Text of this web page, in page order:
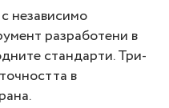
независимо
разработени в
стандарти. Три-
в